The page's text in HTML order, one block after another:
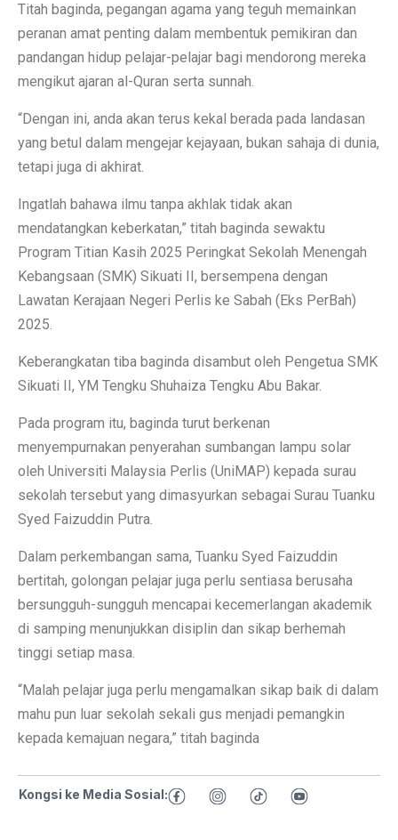
Titah baginda, pegangan agama yang teguh memainkan
peranan amat penting dalam membentuk pemikiran dan
pandangan hidup pelajar-pelajar bagi mendorong mereka
mengikut ajaran al-Quran serta sunnah.
“Dengan ini, anda akan terus kekal berada pada landasan
yang betul dalam mengejar kejayaan, bukan sahaja di dunia,
tetapi juga di akhirat.
Ingatlah bahawa ilmu tanpa akhlak tidak akan
mendatangkan keberkatan,” titah baginda sewaktu
Program Titian Kasih 2025 Peringkat Sekolah Menengah
Kebangsaan (SMK) Sikuati II, bersempena dengan
Lawatan Kerajaan Negeri Perlis ke Sabah (Eks PerBah)
2025.
Keberangkatan tiba baginda disambut oleh Pengetua SMK
Sikuati II, YM Tengku Shuhaiza Tengku Abu Bakar.
Pada program itu, baginda turut berkenan
menyempurnakan penyerahan sumbangan lampu solar
oleh Universiti Malaysia Perlis (UniMAP) kepada surau
sekolah tersebut yang dimasyurkan sebagai Surau Tuanku
Syed Faizuddin Putra.
Dalam perkembangan sama, Tuanku Syed Faizuddin
bertitah, golongan pelajar juga perlu sentiasa berusaha
bersungguh-sungguh mencapai kecemerlangan akademik
di samping menunjukkan disiplin dan sikap berhemah
tinggi setiap masa.
“Malah pelajar juga perlu mengamalkan sikap baik di dalam
mahu pun luar sekolah sekali gus menjadi pemangkin
kepada kemajuan negara,” titah baginda
Kongsi ke Media Sosial: